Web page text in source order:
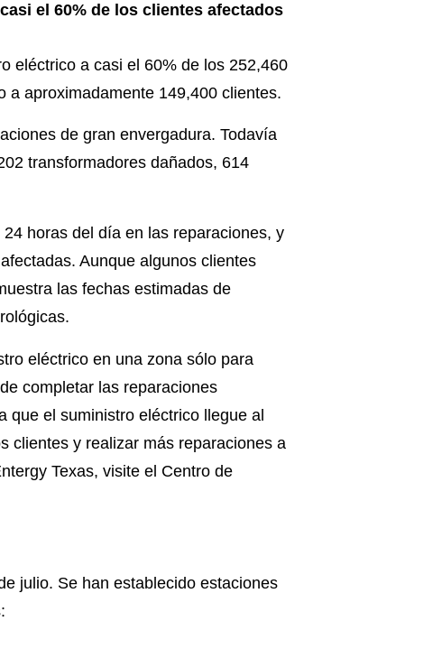
el 60% de los clientes afectados
eléctrico a casi el 60% de los 252,460
a aproximadamente 149,400 clientes.
de gran envergadura. Todavía
transformadores dañados, 614
horas del día en las reparaciones, y
Aunque algunos clientes
las fechas estimadas de
eléctrico en una zona sólo para
completar las reparaciones
que el suministro eléctrico llegue al
clientes y realizar más reparaciones a
Texas, visite el Centro de
julio. Se han establecido estaciones